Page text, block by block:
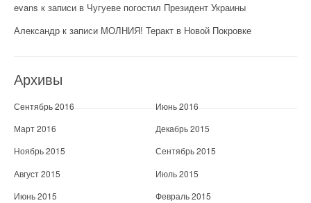
evans к записи в Чугуеве погостил Президент Украины
Александр к записи МОЛНИЯ! Теракт в Новой Покровке
Архивы
Сентябрь 2016
Июнь 2016
Март 2016
Декабрь 2015
Ноябрь 2015
Сентябрь 2015
Август 2015
Июль 2015
Июнь 2015
Февраль 2015